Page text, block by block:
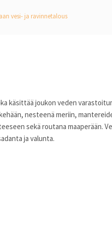
vesi- ja ravinnetalous
käsittää joukon veden
nesteenä meriin,
sekä routana maaperään.
ja valunta.